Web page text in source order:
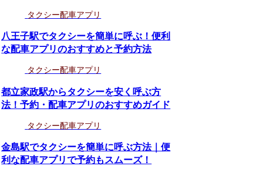
タクシー配車アプリ
八王子駅でタクシーを簡単に呼ぶ！便利
な配車アプリのおすすめと予約方法
タクシー配車アプリ
都立家政駅からタクシーを安く呼ぶ方
法！予約・配車アプリのおすすめガイド
タクシー配車アプリ
金島駅でタクシーを簡単に呼ぶ方法｜便
利な配車アプリで予約もスムーズ！